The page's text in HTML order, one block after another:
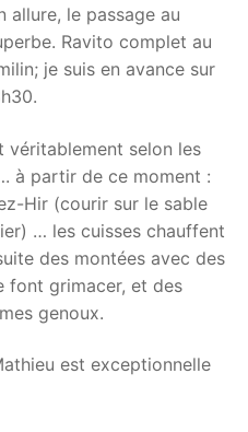
allure, le passage au
Ravito complet au
je suis en avance sur
véritablement selon les
à partir de ce moment :
Hir (courir sur le sable
… les cuisses chauffent
des montées avec des
font grimacer, et des
genoux.
est exceptionnelle